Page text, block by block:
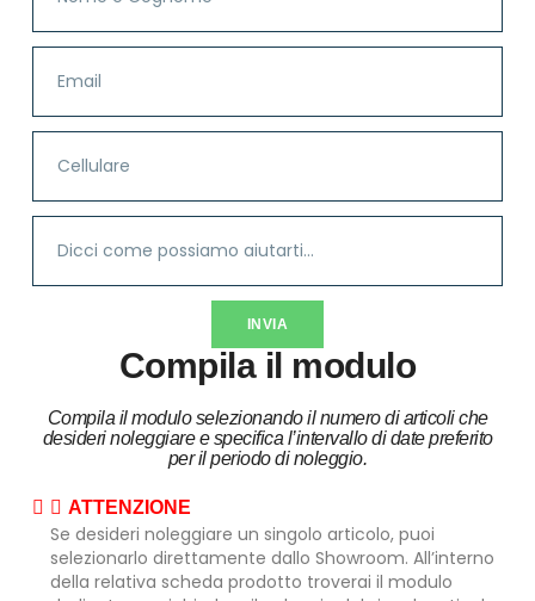
INVIA
Compila il modulo
Compila il modulo selezionando il numero di articoli che
desideri noleggiare e specifica l’intervallo di date preferito
per il periodo di noleggio.
ATTENZIONE
Se desideri noleggiare un singolo articolo, puoi
selezionarlo direttamente dallo Showroom. All’interno
della relativa scheda prodotto troverai il modulo